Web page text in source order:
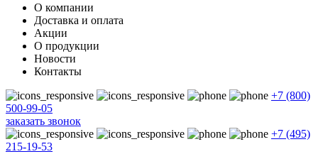
О компании
Доставка и оплата
Акции
О продукции
Новости
Контакты
+7 (800)
500-99-05
заказать звонок
+7 (495)
215-19-53